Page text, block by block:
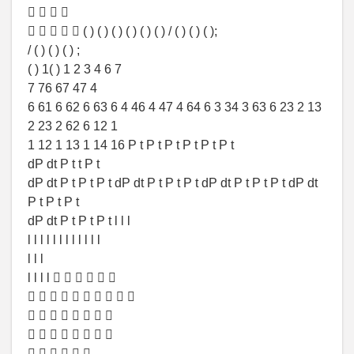
   
     ( ) ( ) ( ) ( ) ( ) ( ) / ( ) ( ) ( );
/ ( ) ( ) ( ) ;
( ) 1( ) 1 2 3 4 6 7
7 76 67 47 4
6 61 6 62 6 63 6 4 46 4 47 4 64 6 3 34 3 63 6 23 2 13
2 23 2 62 6 12 1
1 12 1 13 1 14 16 P t P t P t P t P t P t
dP dt P t t P t
dP dt P t P t P t dP dt P t P t P t dP dt P t P t P t dP dt
P t P t P t
dP dt P t P t P t l l l
l l l l      
         
       
       